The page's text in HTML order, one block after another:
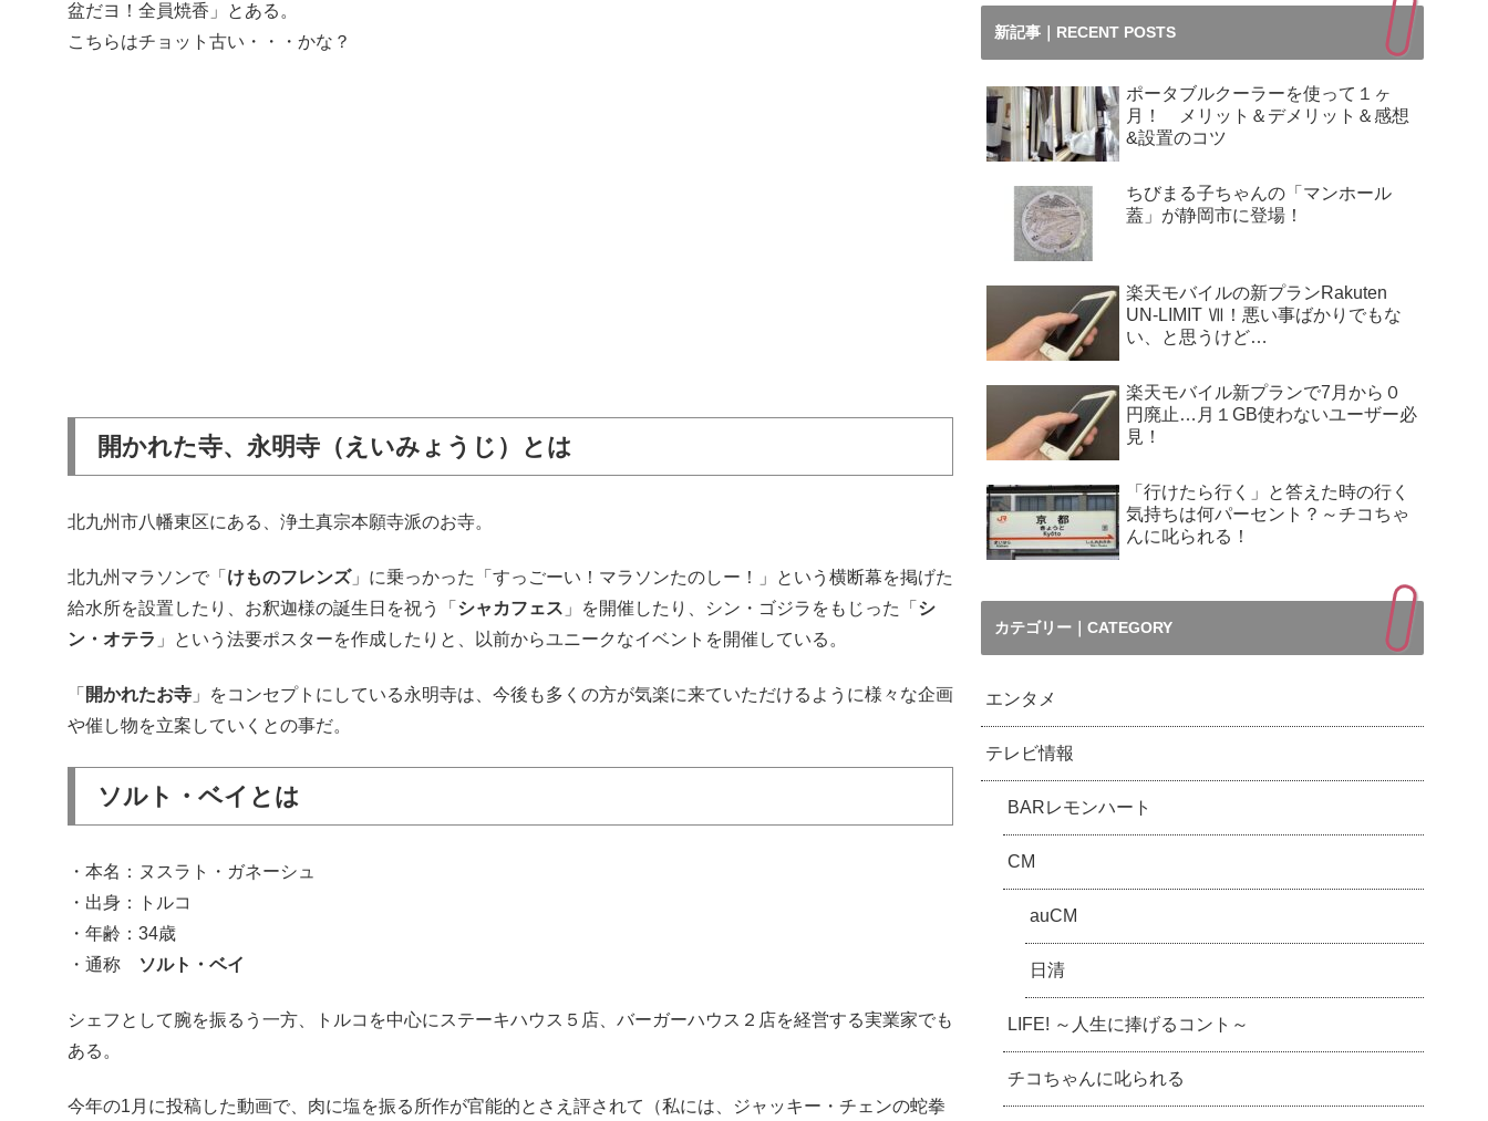
盆だヨ！全員焼香」とある。
こちらはチョット古い・・・かな？
開かれた寺、永明寺（えいみょうじ）とは
北九州市八幡東区にある、浄土真宗本願寺派のお寺。
北九州マラソンで「 けものフレンズ」に乗っかった「すっごーい！マラソンたのしー！」という横断幕を掲げた
給水所を設置したり、お釈迦様の誕生日を祝う「 シャカフェス 」を開催したり、シン・ゴジラをもじった「 シ
ン・オテラ 」という法要ポスターを作成したりと、以前からユニークなイベントを開催している。
「 開かれたお寺」をコンセプトにしている永明寺は、今後も多くの方が気楽に来ていただけるように様々な企画
や催し物を立案していくとの事だ。
ソルト・ベイとは
・本名：ヌスラト・ガネーシュ
・出身：トルコ
・年齢：34歳
・通称
ソルト・ベイ
シェフとして腕を振るう一方、トルコを中心にステーキハウス５店、バーガーハウス２店を経営する実業家でも
ある。
今年の1月に投稿した動画で、肉に塩を振る所作が官能的とさえ評されて（私には、ジャッキー・チェンの蛇拳
新記事｜RECENT POSTS
ポータブルクーラーを使って１ヶ
月！ メリット＆デメリット＆感想
&設置のコツ
ちびまる子ちゃんの「マンホール
蓋」が静岡市に登場！
楽天モバイルの新プランRakuten
UN-LIMIT Ⅶ！悪い事ばかりでもな
い、と思うけど…
楽天モバイル新プランで7月から０
円廃止…月１GB使わないユーザー必
見！
「行けたら行く」と答えた時の行く
気持ちは何パーセント？～チコちゃ
んに叱られる！
カテゴリー｜CATEGORY
エンタメ
テレビ情報
BARレモンハート
CM
auCM
日清
LIFE! ～人生に捧げるコント～
チコちゃんに叱られる